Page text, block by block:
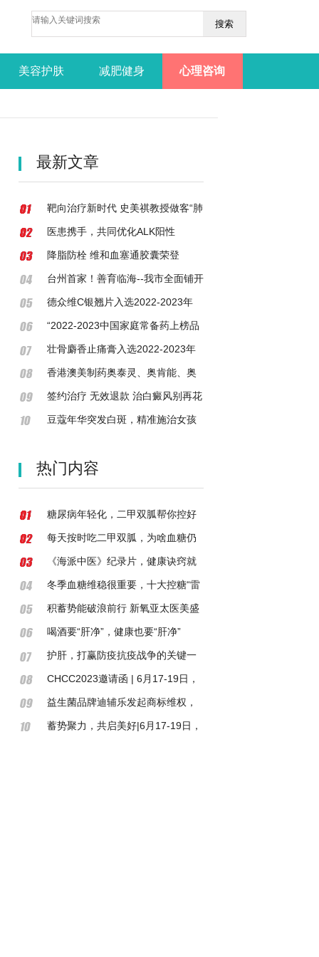
搜索
美容护肤 减肥健身 心理咨询
最新文章
靶向治疗新时代 史美祺教授做客“肺
有所医 罕动未来”患教会直播间
医患携手，共同优化ALK阳性
NSCLC全程治疗—大咖直播开播
降脂防栓 维和血塞通胶囊荣登
2022-2023年度“中国家庭常备药
（心脑血管用药）榜单”
台州首家！善育临海--我市全面铺开
0-6岁儿童孤独症早期筛查和干预工
作
德众维C银翘片入选2022-2023年
度“中国家庭常备药”榜单，并获最佳
人气奖
“2022-2023中国家庭常备药上榜品
牌”重磅发布!华润江中家中常备药多
点开花
壮骨麝香止痛膏入选2022-2023年
度“中国家庭常备药”上榜品牌
香港澳美制药奥泰灵、奥肯能、奥
络、澳能上榜2022-2023中国家庭
常备药榜单
签约治疗 无效退款 治白癜风别再花
冤枉钱
豆蔻年华突发白斑，精准施治女孩
热门内容
糖尿病年轻化，二甲双胍帮你控好
糖！
每天按时吃二甲双胍，为啥血糖仍
然高？
《海派中医》纪录片，健康诀窍就
在身边并不遥远
冬季血糖维稳很重要，十大控糖“雷
区”千万要避开！
积蓄势能破浪前行 新氧亚太医美盛
典有多硬核？
喝酒要“肝净”，健康也要“肝净”
护肝，打赢防疫抗疫战争的关键一
环
CHCC2023邀请函 | 6月17-19日，
第24届全国医院建设大会，相约成
都，共创美好医院
益生菌品牌迪辅乐发起商标维权，
用法律武器打击“山寨”品牌
蓄势聚力，共启美好|6月17-19日，